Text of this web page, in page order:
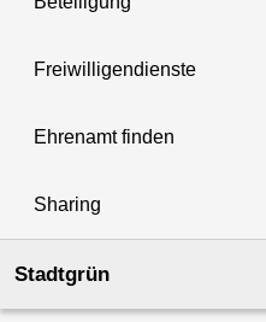
Freiwilligendienste
Ehrenamt finden
Sharing
Stadtgrün